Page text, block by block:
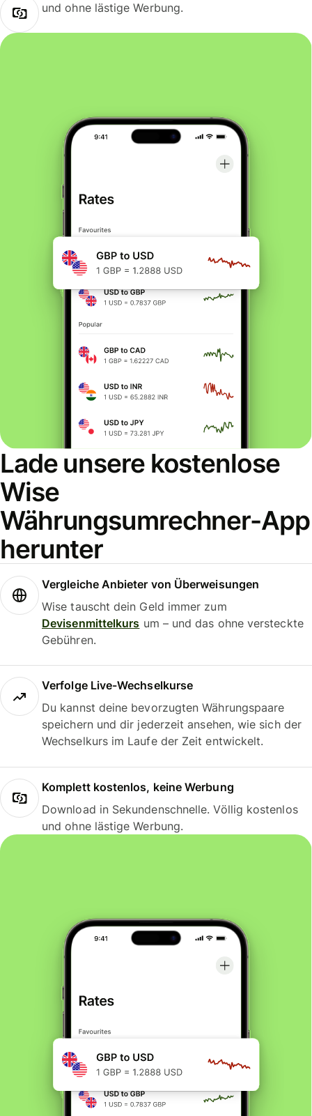
und ohne lästige Werbung.
Lade unsere kostenlose
Wise
Währungsumrechner-App
herunter
Vergleiche Anbieter von Überweisungen
Wise tauscht dein Geld immer zum
Devisenmittelkurs um – und das ohne versteckte
Gebühren.
Verfolge Live-Wechselkurse
Du kannst deine bevorzugten Währungspaare
speichern und dir jederzeit ansehen, wie sich der
Wechselkurs im Laufe der Zeit entwickelt.
Komplett kostenlos, keine Werbung
Download in Sekundenschnelle. Völlig kostenlos
und ohne lästige Werbung.